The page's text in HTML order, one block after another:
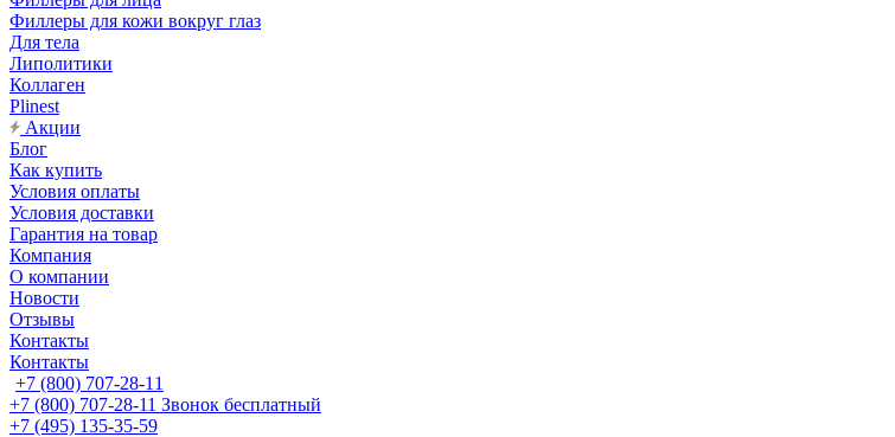
Филлеры для кожи вокруг глаз
Для тела
Липолитики
Коллаген
Plinest
Акции
Блог
Как купить
Условия оплаты
Условия доставки
Гарантия на товар
Компания
О компании
Новости
Отзывы
Контакты
Контакты
+7 (800) 707-28-11
+7 (800) 707-28-11 Звонок бесплатный
+7 (495) 135-35-59